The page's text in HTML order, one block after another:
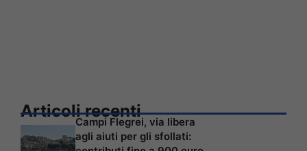
Articoli recenti
Campi Flegrei, via libera
agli aiuti per gli sfollati: